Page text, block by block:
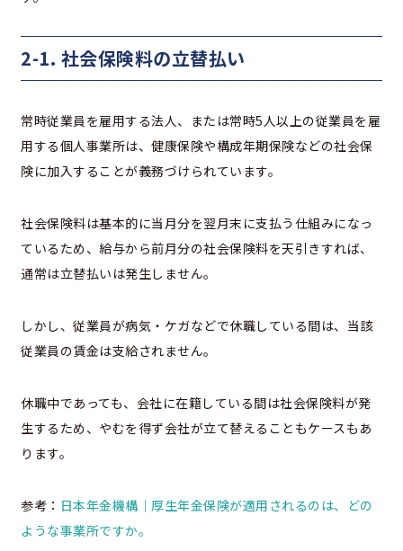
2-1. 社会保険料の立替払い
常時従業員を雇用する法人、または常時5人以上の従業員を雇
用する個人事業所は、健康保険や構成年期保険などの社会保
険に加入することが義務づけられています。
社会保険料は基本的に当月分を翌月末に支払う仕組みになっ
ているため、給与から前月分の社会保険料を天引きすれば、
通常は立替払いは発生しません。
しかし、従業員が病気・ケガなどで休職している間は、当該
従業員の賃金は支給されません。
休職中であっても、会社に在籍している間は社会保険料が発
生するため、やむを得ず会社が立て替えることもケースもあ
ります。
参考： 日本年金機構｜厚生年金保険が適用されるのは、どの
ような事業所ですか。